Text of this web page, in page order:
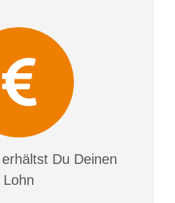
Du Deinen
Lohn